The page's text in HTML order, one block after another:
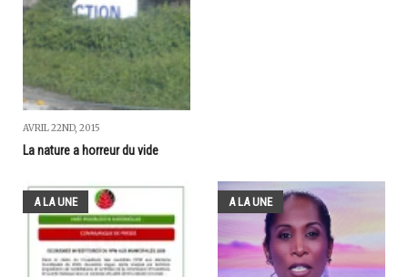
AVRIL 22ND, 2015
La nature a horreur du vide
A LA UNE A LA UNE